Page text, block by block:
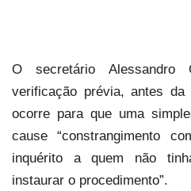
O secretário
verificação prévia, antes da
ocorre para que uma
cause “constrangimento
inquérito a quem não
instaurar o procedimento”.